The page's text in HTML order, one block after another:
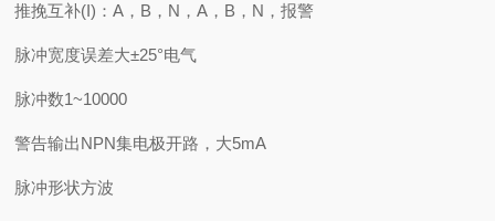
推挽互补(I)：A，B，N，A，B，N，报警
脉冲宽度误差大±25°电气
脉冲数1~10000
警告输出NPN集电极开路，大5mA
脉冲形状方波